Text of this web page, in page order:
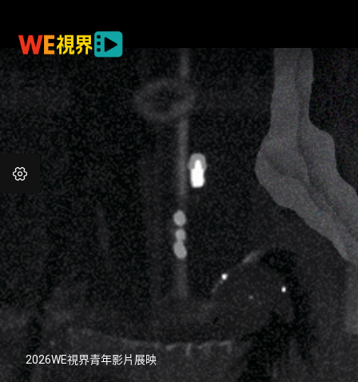
2026WE視界青年影片展映